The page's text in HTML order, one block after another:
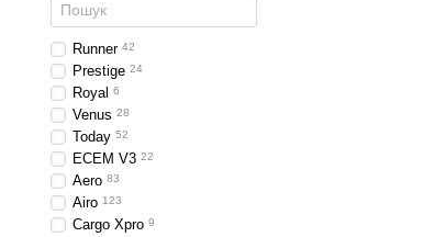
Runner 42
Prestige 24
Royal 6
Venus 28
Today 52
ECEM V3 22
Aero 83
Airo 123
Cargo Xpro 9